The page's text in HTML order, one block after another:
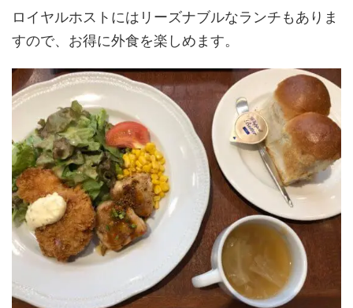
ロイヤルホストにはリーズナブルなランチもありま
すので、お得に外食を楽しめます。